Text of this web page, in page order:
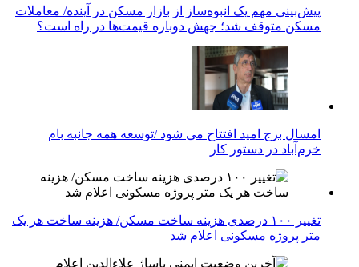
پیش‌بینی مهم یک انبوه‌ساز از بازار مسکن در آینده/ معاملات
مسکن متوقف شد؛ جهش دوباره قیمت‌ها در راه است؟
امسال برج امید افتتاح می شود /توسعه همه جانبه بام
خرم‌آباد در دستور کار
تغییر ۱۰۰ درصدی هزینه ساخت مسکن/ هزینه ساخت هر یک
متر پروژه مسکونی اعلام شد